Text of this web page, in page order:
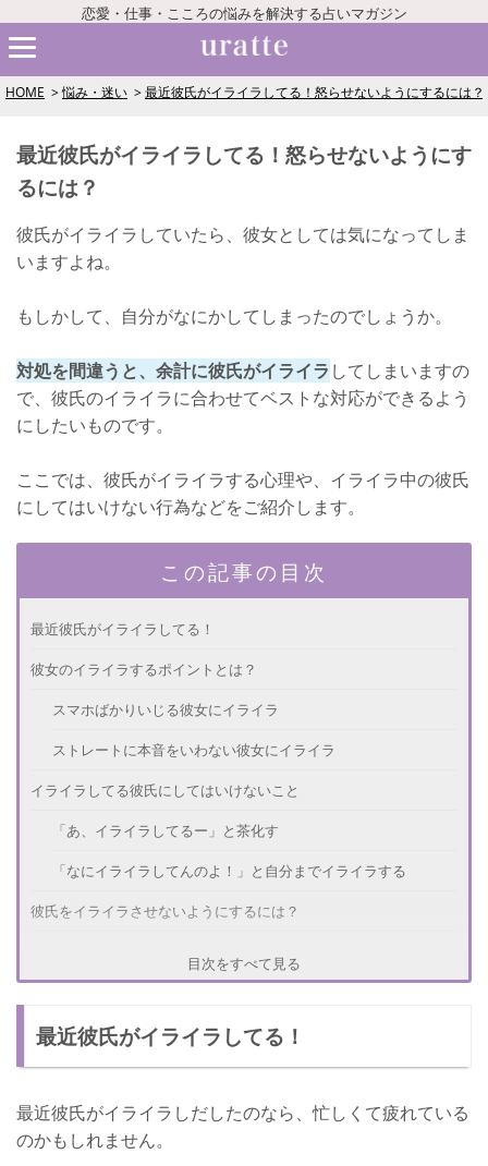
恋愛・仕事・こころの悩みを解決する占いマガジン
HOME 悩み・迷い 最近彼氏がイライラしてる！怒らせないようにするには？
最近彼氏がイライラしてる！怒らせないようにす
るには？
彼氏がイライラしていたら、彼女としては気になってしま
いますよね。
もしかして、自分がなにかしてしまったのでしょうか。
対処を間違うと、余計に彼氏がイライラ してしまいますの
で、彼氏のイライラに合わせてベストな対応ができるよう
にしたいものです。
ここでは、彼氏がイライラする心理や、イライラ中の彼氏
にしてはいけない行為などをご紹介します。
この記事の目次
最近彼氏がイライラしてる！
彼女のイライラするポイントとは？
スマホばかりいじる彼女にイライラ
ストレートに本音をいわない彼女にイライラ
イライラしてる彼氏にしてはいけないこと
「あ、イライラしてるー」と茶化す
「なにイライラしてんのよ！」と自分までイライラする
彼氏をイライラさせないようにするには？
イライラしはじめたらそっとしておく
大喧嘩にならないように気をつけよう！
目次をすべて見る
最近彼氏がイライラしてる！
最近彼氏がイライラしだしたのなら、忙しくて疲れている
のかもしれません。